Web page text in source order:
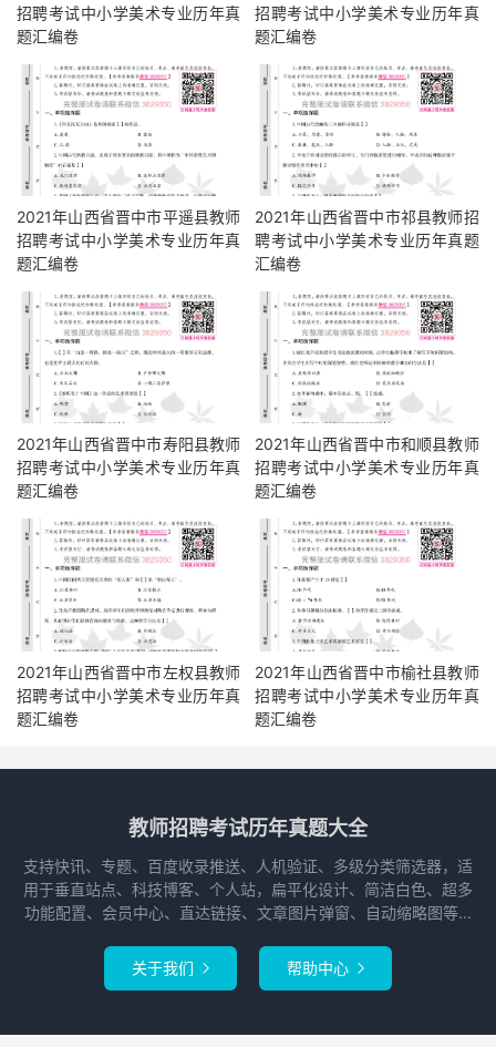
招聘考试中小学美术专业历年真
题汇编卷
招聘考试中小学美术专业历年真
题汇编卷
2021年山西省晋中市平遥县教师
招聘考试中小学美术专业历年真
题汇编卷
2021年山西省晋中市祁县教师招
聘考试中小学美术专业历年真题
汇编卷
2021年山西省晋中市寿阳县教师
招聘考试中小学美术专业历年真
题汇编卷
2021年山西省晋中市和顺县教师
招聘考试中小学美术专业历年真
题汇编卷
2021年山西省晋中市左权县教师
招聘考试中小学美术专业历年真
题汇编卷
2021年山西省晋中市榆社县教师
招聘考试中小学美术专业历年真
题汇编卷
教师招聘考试历年真题大全
支持快讯、专题、百度收录推送、人机验证、多级分类筛选器，适
用于垂直站点、科技博客、个人站，扁平化设计、简洁白色、超多
功能配置、会员中心、直达链接、文章图片弹窗、自动缩略图等...
关于我们  帮助中心 